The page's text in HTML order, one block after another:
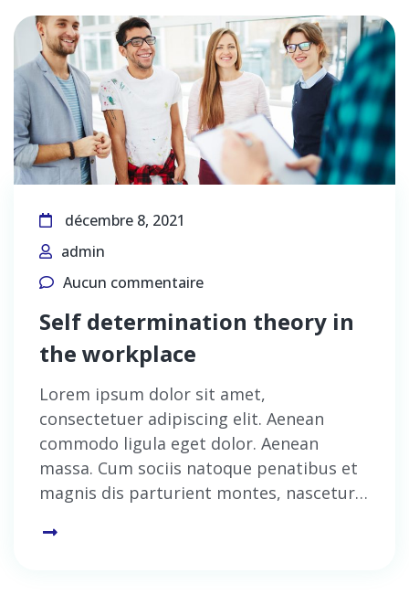
décembre 8, 2021
admin
Aucun commentaire
Self determination theory in
the workplace
Lorem ipsum dolor sit amet,
consectetuer adipiscing elit. Aenean
commodo ligula eget dolor. Aenean
massa. Cum sociis natoque penatibus et
magnis dis parturient montes, nascetur…